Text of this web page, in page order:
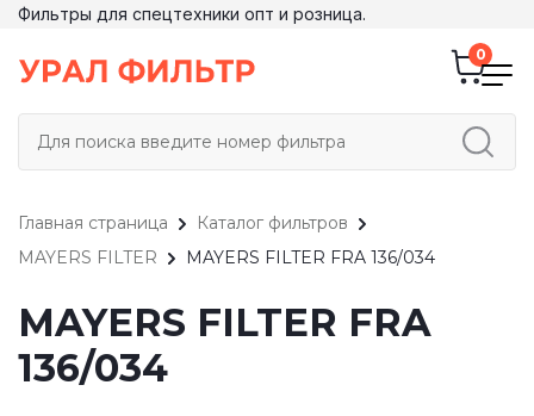
Фильтры для спецтехники опт и розница.
Главная страница
Каталог фильтров
MAYERS FILTER
MAYERS FILTER FRA 136/034
MAYERS FILTER FRA
136/034